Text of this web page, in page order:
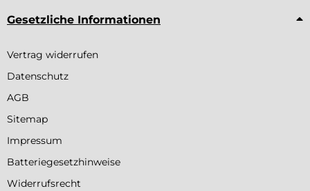
Gesetzliche Informationen
Vertrag widerrufen
Datenschutz
AGB
Sitemap
Impressum
Batteriegesetzhinweise
Widerrufsrecht